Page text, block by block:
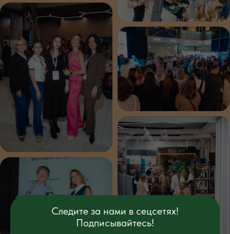
Следите за нами в сецсетях!
Подписывайтесь!